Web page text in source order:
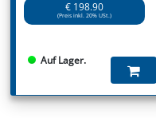
€ 198.90
(Preis inkl. 20% USt.)
Auf Lager.